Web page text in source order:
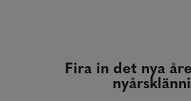
Fira in det nya